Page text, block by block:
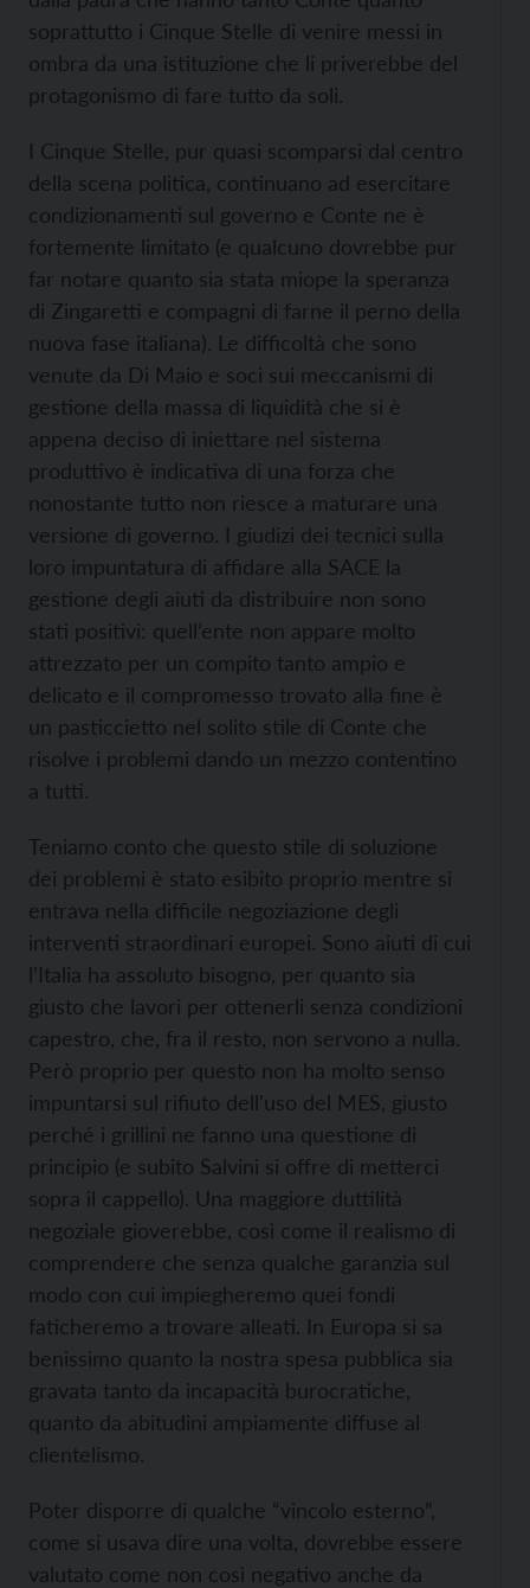
soprattutto i Cinque Stelle di venire messi in
ombra da una istituzione che li priverebbe del
protagonismo di fare tutto da soli.
I Cinque Stelle, pur quasi scomparsi dal centro
della scena politica, continuano ad esercitare
condizionamenti sul governo e Conte ne è
fortemente limitato (e qualcuno dovrebbe pur
far notare quanto sia stata miope la speranza
di Zingaretti e compagni di farne il perno della
nuova fase italiana). Le difficoltà che sono
venute da Di Maio e soci sui meccanismi di
gestione della massa di liquidità che si è
appena deciso di iniettare nel sistema
produttivo è indicativa di una forza che
nonostante tutto non riesce a maturare una
versione di governo. I giudizi dei tecnici sulla
loro impuntatura di affidare alla SACE la
gestione degli aiuti da distribuire non sono
stati positivi: quell’ente non appare molto
attrezzato per un compito tanto ampio e
delicato e il compromesso trovato alla fine è
un pasticcietto nel solito stile di Conte che
risolve i problemi dando un mezzo contentino
a tutti.
Teniamo conto che questo stile di soluzione
dei problemi è stato esibito proprio mentre si
entrava nella difficile negoziazione degli
interventi straordinari europei. Sono aiuti di cui
l’Italia ha assoluto bisogno, per quanto sia
giusto che lavori per ottenerli senza condizioni
capestro, che, fra il resto, non servono a nulla.
Però proprio per questo non ha molto senso
impuntarsi sul rifiuto dell’uso del MES, giusto
perché i grillini ne fanno una questione di
principio (e subito Salvini si offre di metterci
sopra il cappello). Una maggiore duttilità
negoziale gioverebbe, così come il realismo di
comprendere che senza qualche garanzia sul
modo con cui impiegheremo quei fondi
faticheremo a trovare alleati. In Europa si sa
benissimo quanto la nostra spesa pubblica sia
gravata tanto da incapacità burocratiche,
quanto da abitudini ampiamente diffuse al
clientelismo.
Poter disporre di qualche “vincolo esterno”,
come si usava dire una volta, dovrebbe essere
valutato come non così negativo anche da